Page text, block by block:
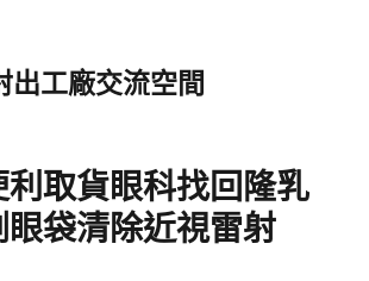
出工廠交流空間
利取貨眼科找回隆乳
眼袋清除近視雷射